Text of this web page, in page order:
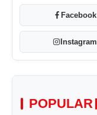
Facebook
Instagram
POPULAR